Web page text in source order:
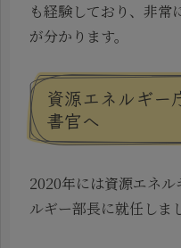
も経験しており、非常
が分かります。
資源エネルギー
書官へ
2020年には資源エネ
ルギー部長に就任しま